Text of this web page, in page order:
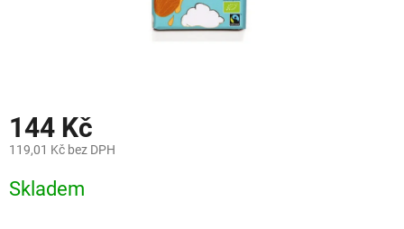
144 Kč
119,01 Kč bez DPH
cena:
Skladem